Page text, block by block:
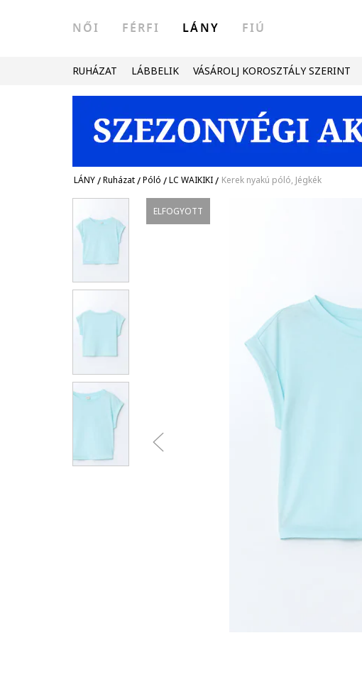
NŐI FÉRFI LÁNY FIÚ
RUHÁZAT LÁBBELIK VÁSÁROLJ KOROSZTÁLY SZERINT
LÁNY/Ruházat/Póló /LC WAIKIKI/ Kerek nyakú póló, Jégkék
ELFOGYOTT